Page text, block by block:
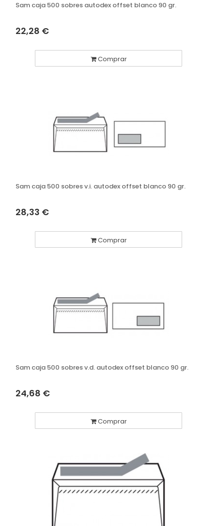
Sam caja 500 sobres autodex offset blanco 90 gr.
22,28 €
Comprar
Sam caja 500 sobres v.i. autodex offset blanco 90 gr.
28,33 €
Comprar
Sam caja 500 sobres v.d. autodex offset blanco 90 gr.
24,68 €
Comprar